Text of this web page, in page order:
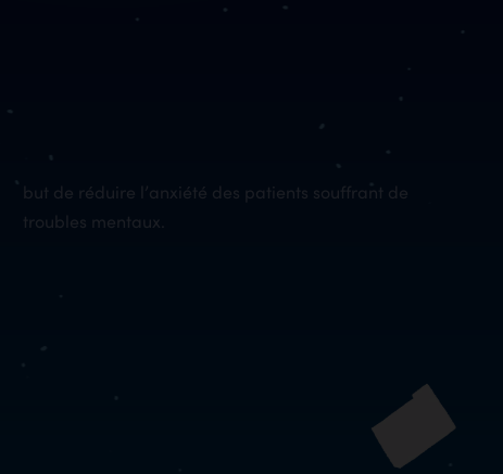
troubles mentaux.